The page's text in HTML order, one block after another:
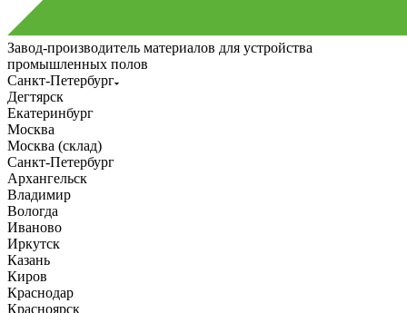
Завод-производитель материалов для устройства
промышленных полов
Санкт-Петербург
Дегтярск
Екатеринбург
Москва
Москва (склад)
Санкт-Петербург
Архангельск
Владимир
Вологда
Иваново
Иркутск
Казань
Киров
Краснодар
Красноярск